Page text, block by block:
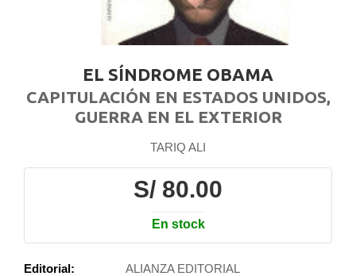
EL SÍNDROME OBAMA
CAPITULACIÓN EN ESTADOS UNIDOS,
GUERRA EN EL EXTERIOR
TARIQ ALI
S/ 80.00
En stock
Editorial:
ALIANZA EDITORIAL